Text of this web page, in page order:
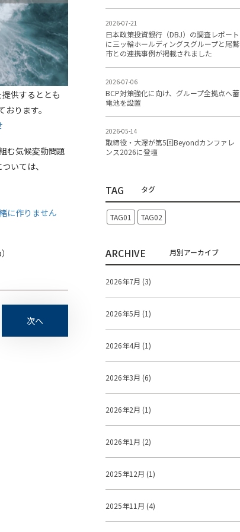
供するととも
ります。
む気候変動問題
いては、
に作りません
次へ
2026-07-21
日本政策投資銀行（DBJ）の調査レポート
に三ッ輪ホールディングスグループと尾鷲
市との連携事例が掲載されました
2026-07-06
BCP対策強化に向け、グループ全拠点へ蓄
電池を設置
2026-05-14
取締役・大澤が第5回Beyondカンファレ
ンス2026に登壇
TAG
TAG01 TAG02
ARCHIVE
2026年7月 (3)
2026年5月 (1)
2026年4月 (1)
2026年3月 (6)
2026年2月 (1)
2026年1月 (2)
2025年12月 (1)
2025年11月 (4)